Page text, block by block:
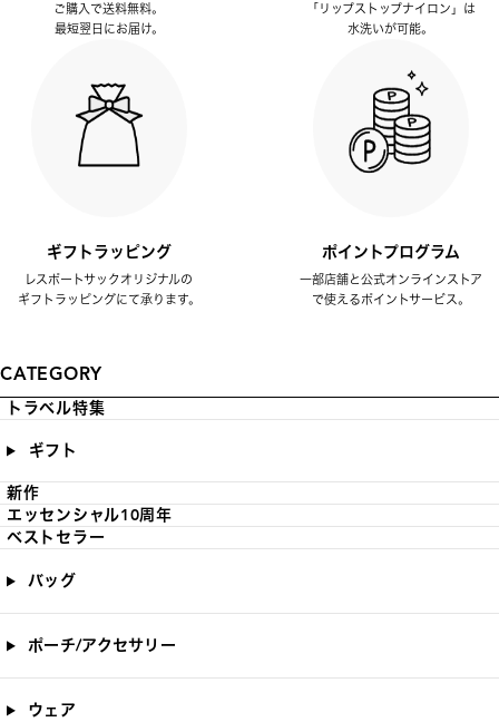
ご購入で送料無料。
最短翌日にお届け。
「リップストップナイロン」は
水洗いが可能。
ギフトラッピング
レスポートサックオリジナルの
ギフトラッピングにて承ります。
ポイントプログラム
一部店舗と公式オンラインストア
で使えるポイントサービス。
CATEGORY
トラベル特集
ギフト
新作
エッセンシャル10周年
ベストセラー
バッグ
ポーチ/アクセサリー
ウェア